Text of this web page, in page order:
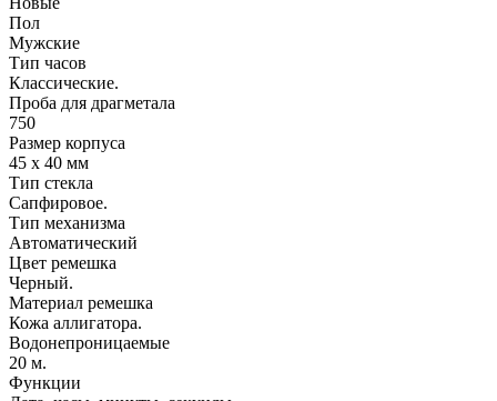
Пол
Мужские
Тип часов
Классические.
Проба для драгметала
750
Размер корпуса
45 х 40 мм
Тип стекла
Сапфировое.
Тип механизма
Автоматический
Цвет ремешка
Черный.
Материал ремешка
Кожа аллигатора.
Водонепроницаемые
20 м.
Функции